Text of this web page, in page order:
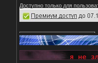
Доступно только для